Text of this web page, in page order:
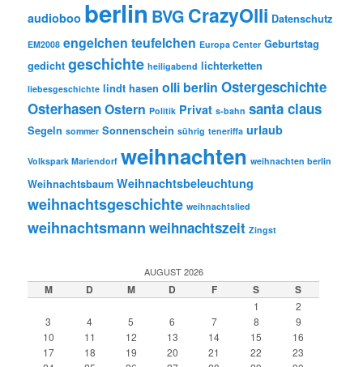
audioboo berlin BVG CrazyOlli Datenschutz
EM2008 engelchen teufelchen Europa Center Geburtstag
gedicht geschichte heiligabend lichterketten
liebesgeschichte lindt hasen olli berlin Ostergeschichte
OsterhasenOstern Politik Privat s-bahn santa claus
Segeln sommer Sonnenschein sührig teneriffa urlaub
Volkspark Mariendorf weihnachten weihnachten berlin
Weihnachtsbaum Weihnachtsbeleuchtung
weihnachtsgeschichte weihnachtslied
weihnachtsmann weihnachtszeit Zingst
AUGUST 2026
M D M D F S S
1
2
3
4 5 6 7 8
9
10
11 12 13 14 15
16
17
18 19 20 21 22
23